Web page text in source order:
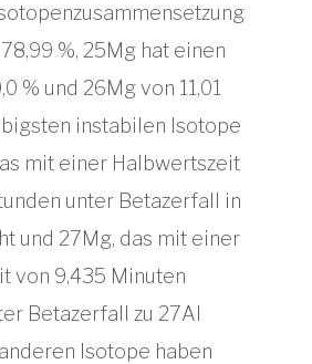
%, 25Mg hat einen
% und 26Mg von 11,01
instabilen Isotope
mit einer Halbwertszeit
unter Betazerfall in
und 27Mg, das mit einer
von 9,435 Minuten
Betazerfall zu 27Al
Isotope haben